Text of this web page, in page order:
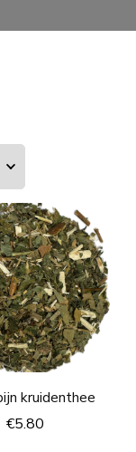
kruidenthee
€5.80